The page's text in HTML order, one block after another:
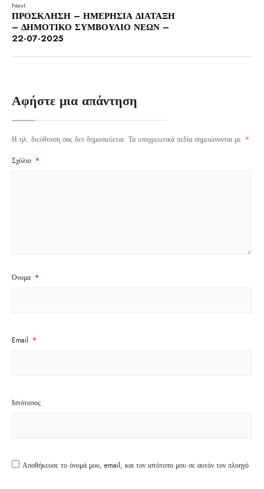
Next:
ΠΡΟΣΚΛΗΣΗ – ΗΜΕΡΗΣΙΑ ΔΙΑΤΑΞΗ
– ΔΗΜΟΤΙΚΟ ΣΥΜΒΟΥΛΙΟ ΝΕΩΝ –
22-07-2025
Αφήστε μια απάντηση
Η ηλ. διεύθυνση σας δεν δημοσιεύεται. Τα υποχρεωτικά πεδία σημειώνονται με *
Σχόλιο *
Όνομα *
Email *
Ιστότοπος
Αποθήκευσε το όνομά μου, email, και τον ιστότοπο μου σε αυτόν τον πλοηγό